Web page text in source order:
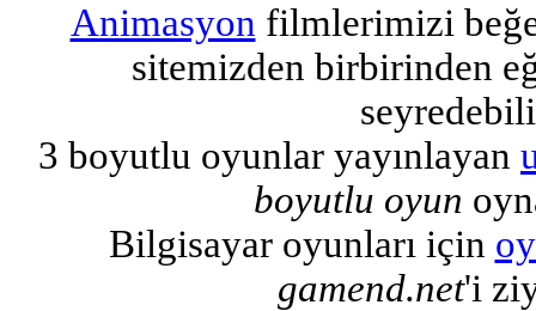
Animasyon filmlerimizi
sitemizden birbirinden
3 boyutlu oyunlar yayınlayan
boyutlu oyun
Bilgisayar oyunları için
gamend.net'i